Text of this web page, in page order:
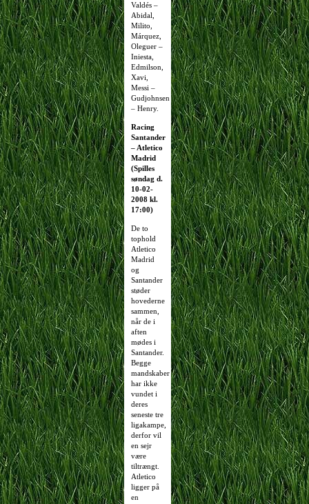
Valdés –
Abidal,
Milito,
Márquez,
Oleguer –
Iniesta,
Edmilson,
Xavi,
Messi –
Gudjohnsen
– Henry.
Racing
Santander
– Atletico
Madrid
(Spilles
søndag d.
10-02-
2008 kl.
17:00)
De to
tophold
Atletico
Madrid
og
Santander
støder
hovederne
sammen,
når de i
aften
mødes i
Santander.
Begge
mandskaber
har ikke
vundet i
deres
seneste tre
ligakampe,
derfor vil
en sejr
være
tiltrængt.
Atletico
ligger på
en